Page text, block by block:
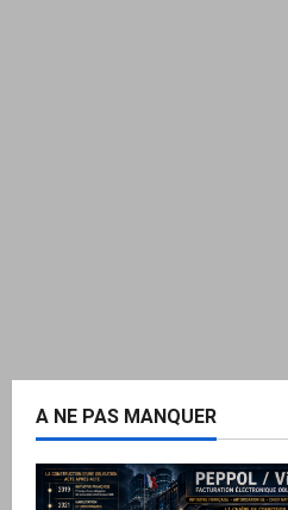
A NE PAS MANQUER